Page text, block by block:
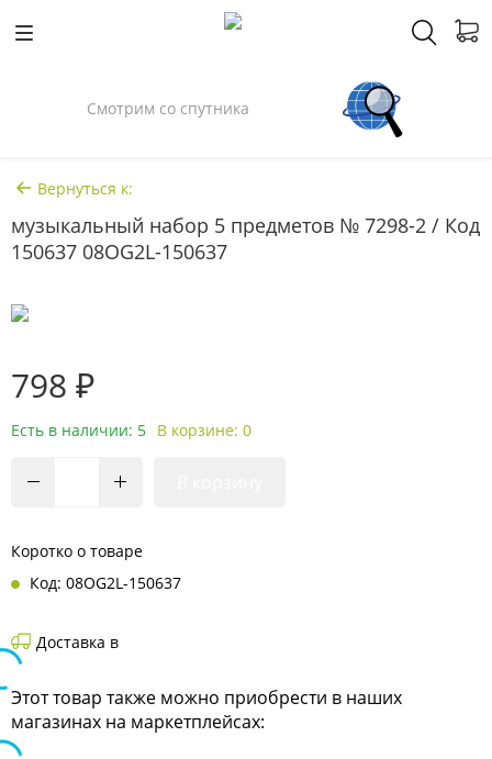
Смотрим со спутника
Вернуться к:
музыкальный набор 5 предметов № 7298-2 / Код
150637 08OG2L-150637
798 ₽
Есть в наличии: 5 В корзине: 0
Коротко о товаре
Код: 08OG2L-150637
Доставка в
Этот товар также можно приобрести в наших
магазинах на маркетплейсах: